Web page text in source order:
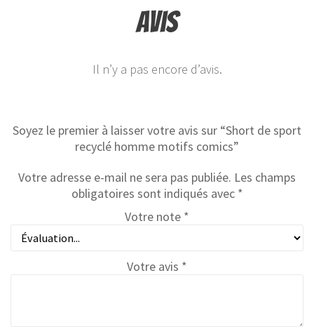
Avis
Il n’y a pas encore d’avis.
Soyez le premier à laisser votre avis sur “Short de sport
recyclé homme motifs comics”
Votre adresse e-mail ne sera pas publiée. Les champs
obligatoires sont indiqués avec *
Votre note *
Votre avis *